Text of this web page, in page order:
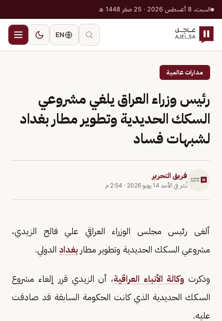
السبت، 8 أغسطس 2026 · 25 صفر 1448 هـ
EN
مدارات عالمية
رئيس وزراء العراق يلغي مشروعي
السكك الحديدية وتطوير مطار بغداد
لشبهات فساد
فريق التحرير
نُشر في الأحد 14 يونيو 2026 · 2:54 م
ألغى رئيس مجلس الوزراء العراقي علي فالح الزيدي،
مشروعي السكك الحديدية وتطوير مطار بغداد الدولي.
وذكرت وكالة الأنباء العراقية، أن الزيدي قرر إلغاء مشروع
السكك الحديدية الذي كانت الحكومة السابقة قد صادقت
عليه.